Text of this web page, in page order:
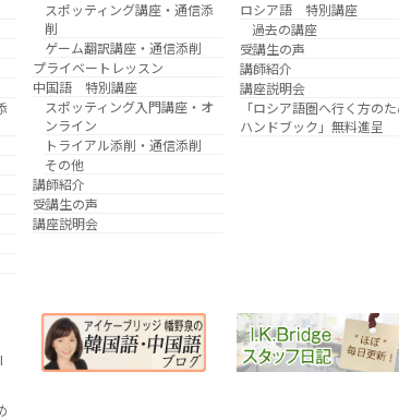
スポッティング講座・通信添
削
ゲーム翻訳講座・通信添削
プライベートレッスン
中国語 特別講座
スポッティング入門講座・オ
ンライン
トライアル添削・通信添削
その他
講師紹介
受講生の声
講座説明会
ロシア語 特別講座
過去の講座
受講生の声
講師紹介
講座説明会
「ロシア語圏へ行く方の
ハンドブック」無料進呈